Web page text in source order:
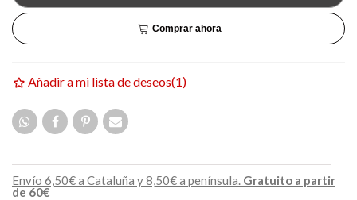
Comprar ahora
Añadir a mi lista de deseos(1)
Envío 6,50€ a Cataluña y 8,50€ a península. Gratuito a partir
de 60€